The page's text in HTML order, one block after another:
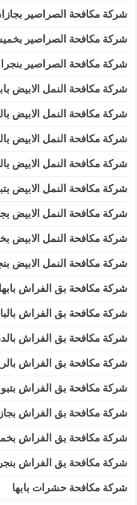
شركة مكافحة الصراصير
شركة مكافحة الصراصير
شركة مكافحة الصراصير
شركة مكافحة النمل الابيض
شركة مكافحة النمل الابيض
شركة مكافحة النمل الابيض
شركة مكافحة النمل الابيض
شركة مكافحة النمل الابيض
شركة مكافحة النمل الابيض
شركة مكافحة النمل
شركة مكافحة النمل الابيض
شركة مكافحة بق الفراش بابها
شركة مكافحة بق الفراش
شركة مكافحة بق الفراش
شركة مكافحة بق الفراش
شركة مكافحة بق الفراش
شركة مكافحة بق الفراش
شركة مكافحة بق الفراش
شركة مكافحة بق الفراش
شركة مكافحة حشرات بابها